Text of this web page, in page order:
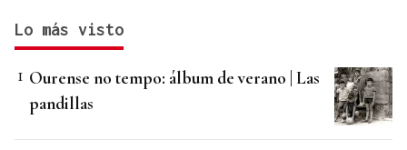
Lo más visto
Ourense no tempo: álbum de verano | Las
pandillas